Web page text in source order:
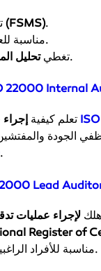
تنفيذ وإدارة نظام إدارة سلامة الأغذية (FSMS).
مناسبة.
تغطيتحليل .
22000 Internal
تعلم كيفية
.
Lead
لإجراء عمليات
Register of
مناسبة للأفراد.